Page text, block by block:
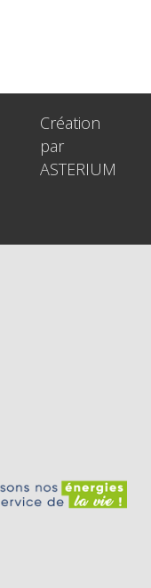
Création
par
ASTERIUM